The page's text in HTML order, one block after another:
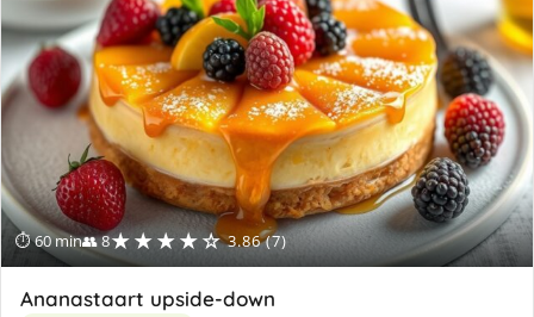
⏱ 60 min👥 8★★★★☆ 3.86 (7)
Ananastaart upside-down